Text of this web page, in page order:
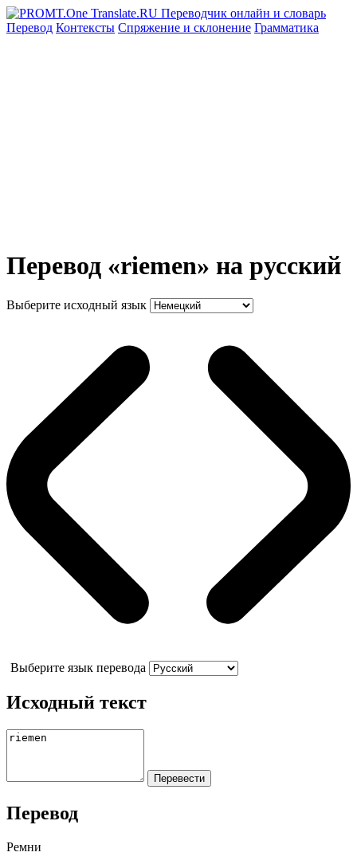
Перевод Контексты Спряжение и склонение Грамматика
Перевод «riemen» на русский
Выберите исходный язык
Выберите язык перевода
Исходный текст
Перевод
Ремни